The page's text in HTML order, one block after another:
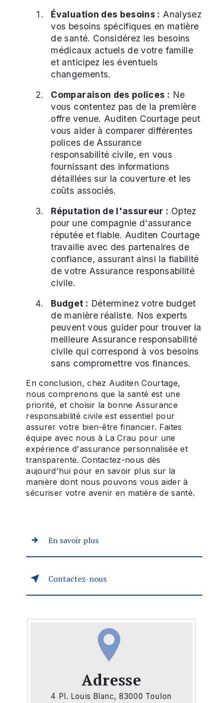
Évaluation des besoins : Analysez
vos besoins spécifiques en matière
de santé. Considérez les besoins
médicaux actuels de votre famille
et anticipez les éventuels
changements.
Comparaison des polices : Ne
vous contentez pas de la première
offre venue. Auditen Courtage peut
vous aider à comparer différentes
polices de Assurance
responsabilité civile, en vous
fournissant des informations
détaillées sur la couverture et les
coûts associés.
Réputation de l'assureur : Optez
pour une compagnie d'assurance
réputée et fiable. Auditen Courtage
travaille avec des partenaires de
confiance, assurant ainsi la fiabilité
de votre Assurance responsabilité
civile.
Budget : Déterminez votre budget
de manière réaliste. Nos experts
peuvent vous guider pour trouver la
meilleure Assurance responsabilité
civile qui correspond à vos besoins
sans compromettre vos finances.
En conclusion, chez Auditen Courtage,
nous comprenons que la santé est une
priorité, et choisir la bonne Assurance
responsabilité civile est essentiel pour
assurer votre bien-être financier. Faites
équipe avec nous à La Crau pour une
expérience d'assurance personnalisée et
transparente. Contactez-nous dès
aujourd'hui pour en savoir plus sur la
manière dont nous pouvons vous aider à
sécuriser votre avenir en matière de santé.
En savoir plus
Contactez-nous
Adresse
4 Pl. Louis Blanc, 83000 Toulon